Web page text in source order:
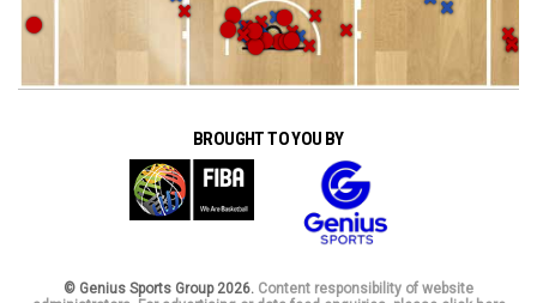
BROUGHT TO YOU BY
© Genius Sports Group 2026. Content responsibility of website